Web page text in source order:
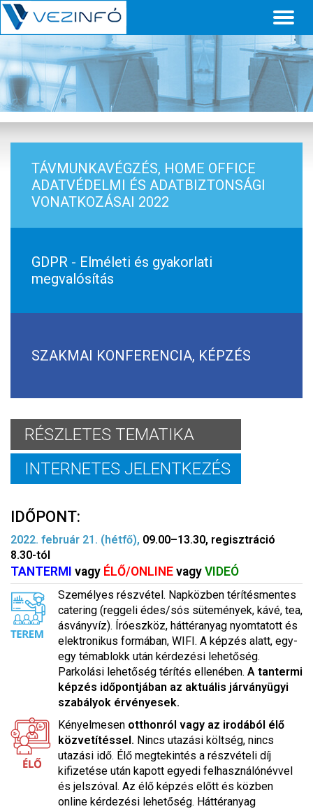
TÁVMUNKAVÉGZÉS, HOME OFFICE
ADATVÉDELMI ÉS ADATBIZTONSÁGI
VONATKOZÁSAI 2022
GDPR - Elméleti és gyakorlati
megvalósítás
SZAKMAI KONFERENCIA, KÉPZÉS
RÉSZLETES TEMATIKA
INTERNETES JELENTKEZÉS
IDŐPONT:
2022. február 21. (hétfő), 09.00–13.30, regisztráció
8.30-tól
TANTERMI vagy ÉLŐ/ONLINE vagy VIDEÓ
Személyes részvétel. Napközben térítésmentes
catering (reggeli édes/sós sütemények, kávé, tea,
ásványvíz). Íróeszköz, háttéranyag nyomtatott és
elektronikus formában, WIFI. A képzés alatt, egy-
egy témablokk után kérdezési lehetőség.
Parkolási lehetőség térítés ellenében. A tantermi
képzés időpontjában az aktuális járványügyi
szabályok érvényesek.
Kényelmesen otthonról vagy az irodából élő
közvetítéssel. Nincs utazási költség, nincs
utazási idő. Élő megtekintés a részvételi díj
kifizetése után kapott egyedi felhasználónévvel
és jelszóval. Az élő képzés előtt és közben
online kérdezési lehetőség. Háttéranyag